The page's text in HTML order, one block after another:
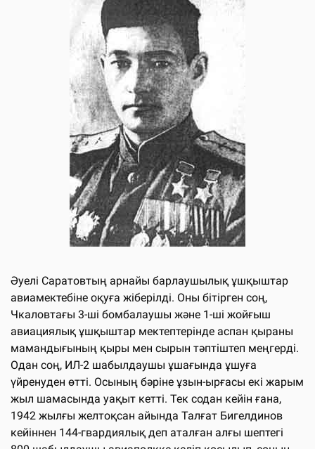
Әуелі Саратовтың арнайы барлаушылық ұшқыштар
авиамектебіне оқуға жіберілді. Оны бітірген соң,
Чкаловтағы 3-ші бомбалаушы және 1-ші жойғыш
авиациялық ұшқыштар мектептерінде аспан қыраны
мамандығының қыры мен сырын тәптіштеп меңгерді.
Одан соң, ИЛ-2 шабылдаушы ұшағында ұшуға
үйренуден өтті. Осының бәріне ұзын-ырғасы екі жарым
жыл шамасында уақыт кетті. Тек содан кейін ғана,
1942 жылғы желтоқсан айында Талғат Бигелдинов
кейіннен 144-гвардиялық деп аталған алғы шептегі